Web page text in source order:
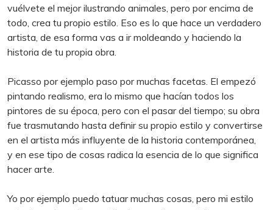
vuélvete el mejor ilustrando animales, pero por encima de
todo, crea tu propio estilo. Eso es lo que hace un verdadero
artista, de esa forma vas a ir moldeando y haciendo la
historia de tu propia obra.
Picasso por ejemplo paso por muchas facetas. El empezó
pintando realismo, era lo mismo que hacían todos los
pintores de su época, pero con el pasar del tiempo; su obra
fue trasmutando hasta definir su propio estilo y convertirse
en el artista más influyente de la historia contemporánea,
y en ese tipo de cosas radica la esencia de lo que significa
hacer arte.
Yo por ejemplo puedo tatuar muchas cosas, pero mi estilo